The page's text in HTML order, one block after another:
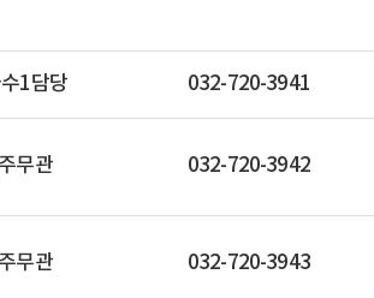
1담당 032-720-3941
무관 032-720-3942
무관 032-720-3943